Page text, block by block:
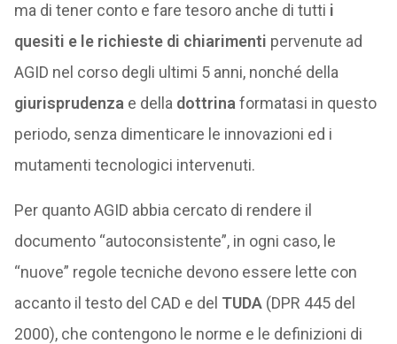
ma di tener conto e fare tesoro anche di tutti i
quesiti e le richieste di chiarimenti pervenute ad
AGID nel corso degli ultimi 5 anni, nonché della
giurisprudenza e della dottrina formatasi in questo
periodo, senza dimenticare le innovazioni ed i
mutamenti tecnologici intervenuti.
Per quanto AGID abbia cercato di rendere il
documento “autoconsistente”, in ogni caso, le
“nuove” regole tecniche devono essere lette con
accanto il testo del CAD e del TUDA(DPR 445 del
2000), che contengono le norme e le definizioni di